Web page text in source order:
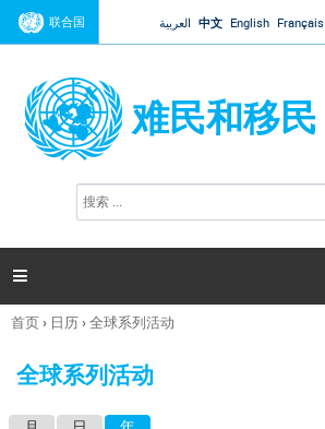
Jump to navigation
联合国 العربية 中文 English Français
难民和移民
搜
索

你
这
首页› 日历›全球系列活动
全球系列活动